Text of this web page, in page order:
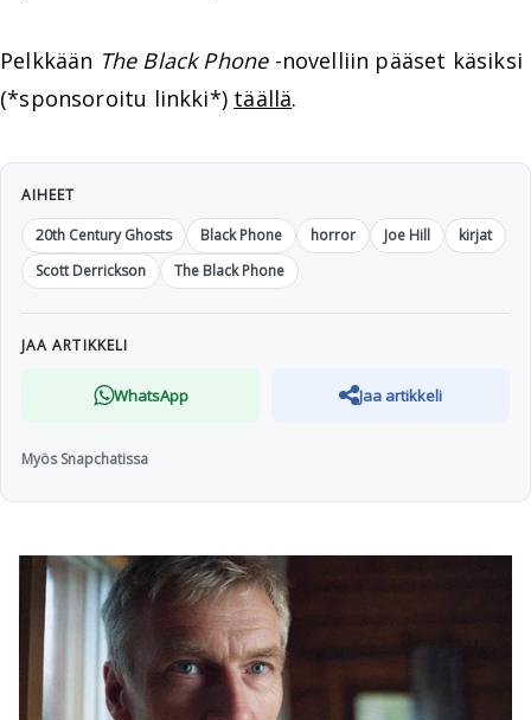
Pelkkään The Black Phone-novelliin pääset käsiksi
(*sponsoroitu linkki*) täällä.
AIHEET
20th Century Ghosts
Black Phone horror Joe Hill
kirjat
Scott Derrickson
The Black Phone
JAA ARTIKKELI
WhatsApp Jaa artikkeli
Myös Snapchatissa